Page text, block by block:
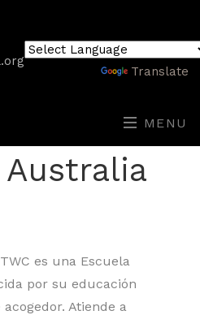
Translate
MENU
es una Escuela
por su educación
Atiende a